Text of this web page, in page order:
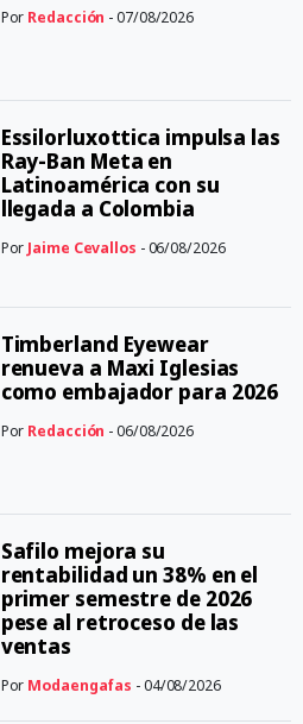
Por Redacción - 07/08/2026
Essilorluxottica impulsa las
Ray-Ban Meta en
Latinoamérica con su
llegada a Colombia
Por Jaime Cevallos - 06/08/2026
Timberland Eyewear
renueva a Maxi Iglesias
como embajador para 2026
Por Redacción - 06/08/2026
Safilo mejora su
rentabilidad un 38% en el
primer semestre de 2026
pese al retroceso de las
ventas
Por Modaengafas - 04/08/2026